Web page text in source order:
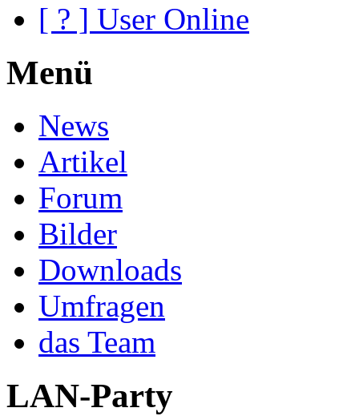
[ ? ] User Online
Menü
News
Artikel
Forum
Bilder
Downloads
Umfragen
das Team
LAN-Party